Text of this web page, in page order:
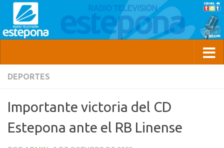
DEPORTES
Importante victoria del CD
Estepona ante el RB Linense